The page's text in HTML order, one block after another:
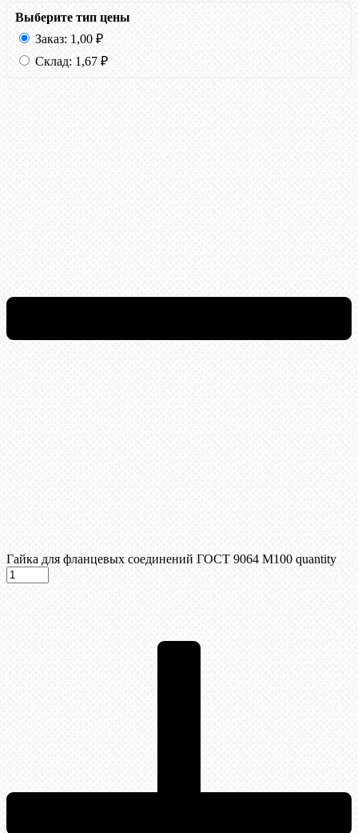
Выберите тип цены
Заказ: 1,00 ₽
Склад: 1,67 ₽
Гайка для фланцевых соединений ГОСТ 9064 М100 quantity